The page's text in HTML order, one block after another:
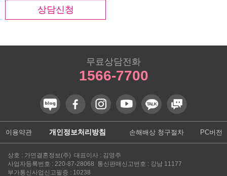
상담신청
무료상담전화
1566-7700
이용약관 개인정보처리방침 손해배상 청구절차 PC버전
상호 : 가연결혼정보(주) 대표이사 : 김영주
사업자등록번호 : 220-87-28068 통신판매신고번호 : 강남 11177
부가통신사업신고필증 : 10238